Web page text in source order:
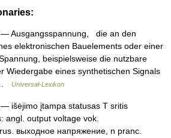
— Ausgangsspannung, die an den
elektronischen Bauelements oder einer
beispielsweise die nutzbare
Wiedergabe eines synthetischen Signals
…
Universal-Lexikon
— išėjimo įtampa statusas T sritis
angl. output voltage vok.
выходное напряжение, n pranc.